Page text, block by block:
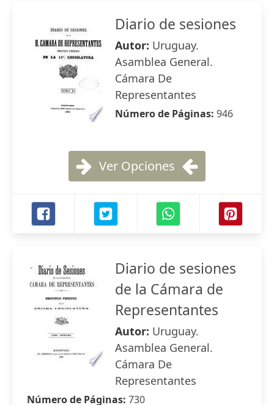
Diario de sesiones
Autor: Uruguay.
Asamblea General.
Cámara De
Representantes
Número de Páginas: 946
Ver Opciones
Diario de sesiones
de la Cámara de
Representantes
Autor: Uruguay.
Asamblea General.
Cámara De
Representantes
Número de Páginas: 730